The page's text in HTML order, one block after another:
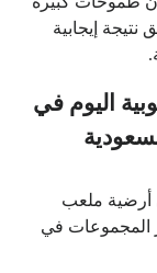
نتيجة إيجابية
اليوم في
والسعودية
أرضية ملعب
المجموعات في